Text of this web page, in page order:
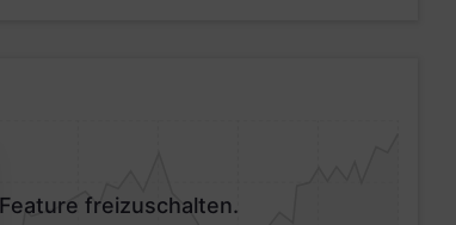
freizuschalten.